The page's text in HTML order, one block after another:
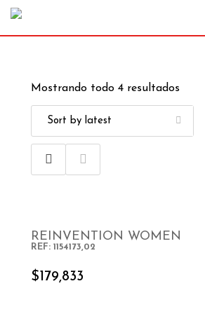
Mostrando todo 4 resultados
REINVENTION WOMEN
REF: 1154173,02
$ 179,833